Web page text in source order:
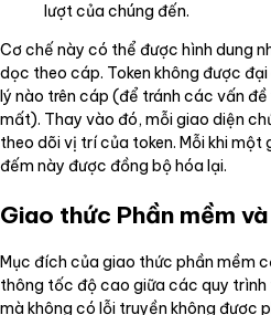
lượt của chúng đến.
Cơ chế này có thể được hình dung
dọc theo cáp. Token không được
lý nào trên cáp (để tránh các vấn
mất). Thay vào đó, mỗi giao diện
theo dõi vị trí của token. Mỗi khi
đếm này được đồng bộ hóa lại.
Giao thức Phần mềm
Mục đích của giao thức phần mềm
thông tốc độ cao giữa các quy trình
mà không có lỗi truyền không được